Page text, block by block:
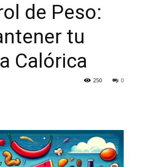
de Peso:
tu
Calórica
0
250